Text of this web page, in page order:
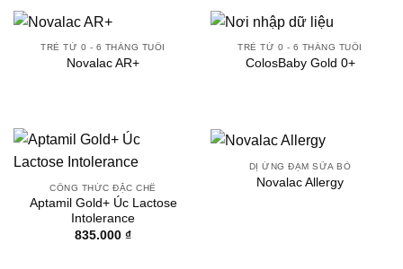
TRẺ TỪ 0 - 6 THÁNG TUỔI
Novalac AR+
TRẺ TỪ 0 - 6 THÁNG TUỔI
ColosBaby Gold 0+
CÔNG THỨC ĐẶC CHẾ
Aptamil Gold+ Úc Lactose
Intolerance
835.000 ₫
DỊ ỨNG ĐẠM SỮA BÒ
Novalac Allergy